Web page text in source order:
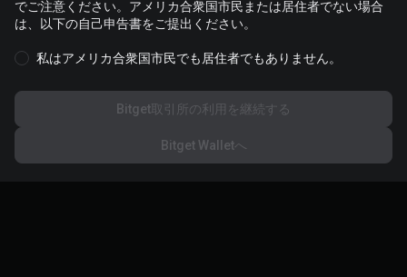
イズするために使用されます。Cookieの設定を管理し、Cookieの
ポリシーを見ることができます。
すべてのCookieを受け入れる
すべて拒否
Cookieの設定
でご注意ください。アメリカ合衆国市民または居住者でない場合
は、以下の自己申告書をご提出ください。
私はアメリカ合衆国市民でも居住者でもありません。
Bitget取引所の利用を継続する
Bitget Walletへ